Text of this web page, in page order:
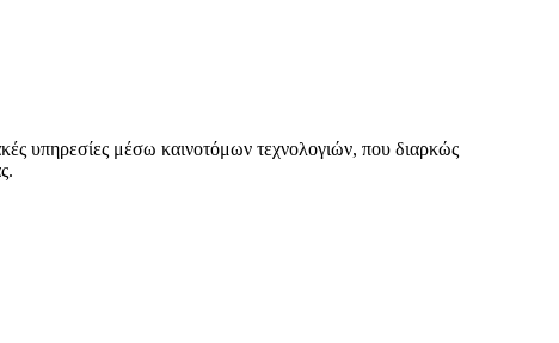
υπηρεσίες μέσω καινοτόμων τεχνολογιών, που διαρκώς